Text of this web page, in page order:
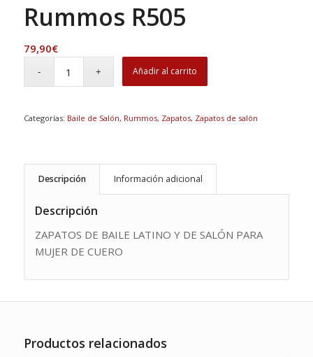
Rummos R505
79,90€
Añadir al carrito
Categorías: Baile de Salón, Rummos, Zapatos, Zapatos de salón
Descripción Información adicional
Descripción
ZAPATOS DE BAILE LATINO Y DE SALÓN PARA
MUJER DE CUERO
Productos relacionados